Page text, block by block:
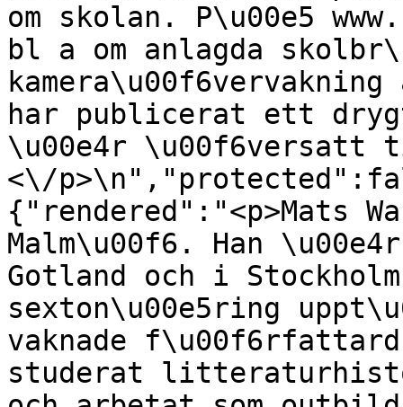
om skolan. P\u00e5
bl a om anlagda
har publicerat ett
\u00e4r
<\/
{"rendered":"<p>Mats
Malm\u00f6. Han
Gotland och i
sexton\u00e5ring
vaknade
studerat